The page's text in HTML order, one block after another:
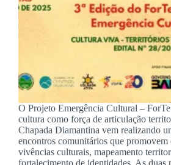
O Projeto Emergência Cultural –
cultura como força de articulação
Chapada Diamantina vem realizando
encontros comunitários que promovem
vivências culturais, mapeamento
fortalecimento de identidades. As duas